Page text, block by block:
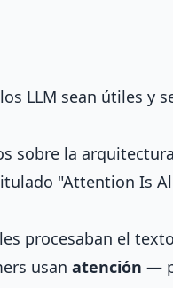
LLM sean útiles y
sobre la arquitectura
"Attention Is
procesaban el
usan atención —